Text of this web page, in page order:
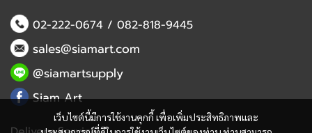
เว็บไซต์นี้มีการใช้งานคุกกี้ เพื่อเพิ่มประสิทธิภาพและ
02-222-0674/ 082-818-9445
sales@siamart.com
@siamartsupply
Siam Art